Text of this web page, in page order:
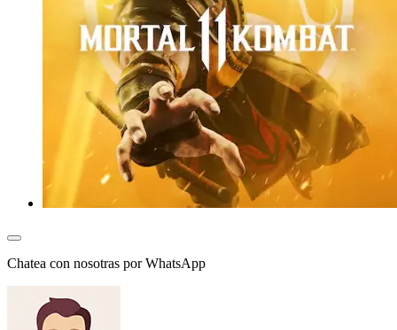
Chatea con nosotras por WhatsApp